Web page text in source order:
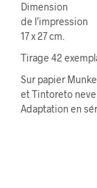
Dimension
de l’impression
17 x 27 cm.
Tirage 42
Sur papier
et Tintoreto
Adaptation en